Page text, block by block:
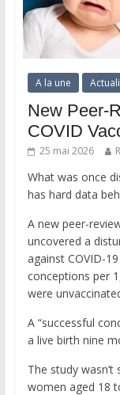
A la une
New Peer-
COVID
25 mai 2026
What was once
has hard data
A new peer-
uncovered a
against COVID-
conceptions per
were
A “successful
a live birth nine
The study
women aged 18